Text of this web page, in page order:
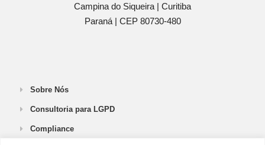
Campina do Siqueira | Curitiba
Paraná | CEP 80730-480
Sobre Nós
Consultoria para LGPD
Compliance